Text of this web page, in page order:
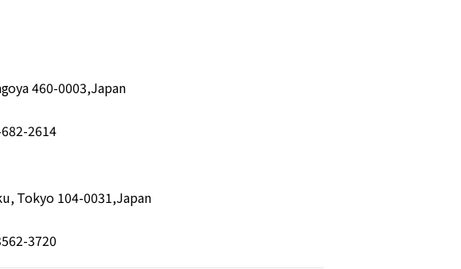
460-0003,Japan
2614
Tokyo 104-0031,Japan
3720